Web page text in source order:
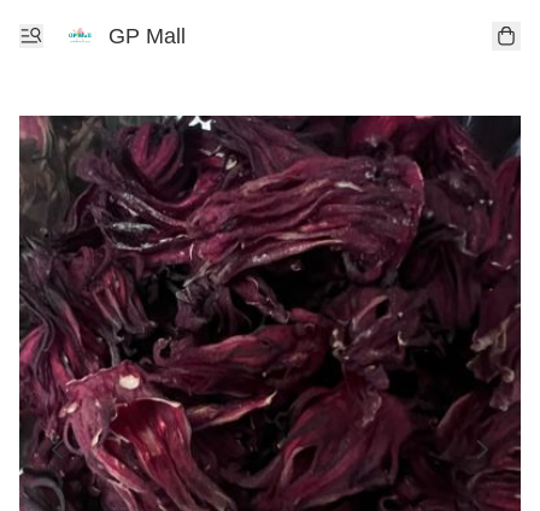
GP Mall